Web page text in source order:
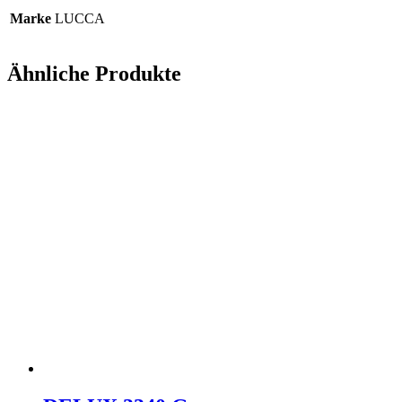
Marke LUCCA
Ähnliche Produkte